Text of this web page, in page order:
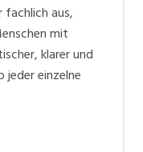
aus,
mit
klarer und
jeder einzelne